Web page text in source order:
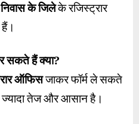
के जिलेके रजिस्ट्रार
सकते हैं क्या?
ऑफिसजाकर फॉर्म ले सकते
तेज और आसान है।